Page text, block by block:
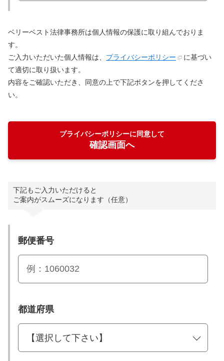
ベリーベスト法律事務所は個人情報の保護に取り組んでおりま
す。
ご入力いただいた個人情報は、 プライバシーポリシー
に基づい
て適切に取り扱います。
内容をご確認いただき、同意の上で下記ボタンを押してくださ
い。
プライバシーポリシーに同意して
確認画面へ
下記もご入力いただけると
ご案内がスムーズになります（任意）
郵便番号
都道府県